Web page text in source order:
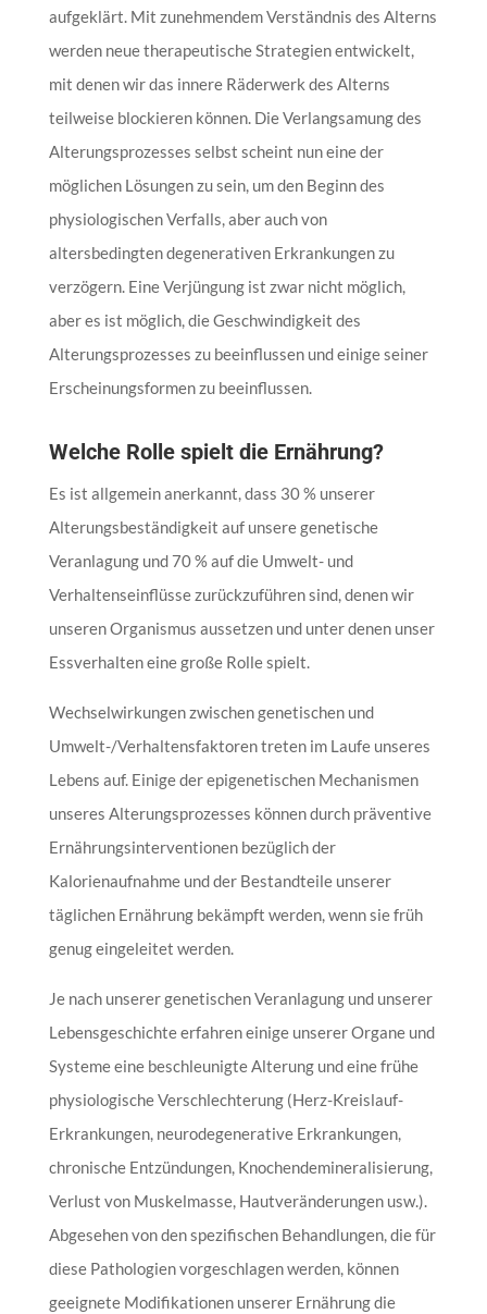
aufgeklärt. Mit zunehmendem Verständnis des Alterns
werden neue therapeutische Strategien entwickelt,
mit denen wir das innere Räderwerk des Alterns
teilweise blockieren können. Die Verlangsamung des
Alterungsprozesses selbst scheint nun eine der
möglichen Lösungen zu sein, um den Beginn des
physiologischen Verfalls, aber auch von
altersbedingten degenerativen Erkrankungen zu
verzögern. Eine Verjüngung ist zwar nicht möglich,
aber es ist möglich, die Geschwindigkeit des
Alterungsprozesses zu beeinflussen und einige seiner
Erscheinungsformen zu beeinflussen.
Welche Rolle spielt die Ernährung?
Es ist allgemein anerkannt, dass 30 % unserer
Alterungsbeständigkeit auf unsere genetische
Veranlagung und 70 % auf die Umwelt- und
Verhaltenseinflüsse zurückzuführen sind, denen wir
unseren Organismus aussetzen und unter denen unser
Essverhalten eine große Rolle spielt.
Wechselwirkungen zwischen genetischen und
Umwelt-/Verhaltensfaktoren treten im Laufe unseres
Lebens auf. Einige der epigenetischen Mechanismen
unseres Alterungsprozesses können durch präventive
Ernährungsinterventionen bezüglich der
Kalorienaufnahme und der Bestandteile unserer
täglichen Ernährung bekämpft werden, wenn sie früh
genug eingeleitet werden.
Je nach unserer genetischen Veranlagung und unserer
Lebensgeschichte erfahren einige unserer Organe und
Systeme eine beschleunigte Alterung und eine frühe
physiologische Verschlechterung (Herz-Kreislauf-
Erkrankungen, neurodegenerative Erkrankungen,
chronische Entzündungen, Knochendemineralisierung,
Verlust von Muskelmasse, Hautveränderungen usw.).
Abgesehen von den spezifischen Behandlungen, die für
diese Pathologien vorgeschlagen werden, können
geeignete Modifikationen unserer Ernährung die